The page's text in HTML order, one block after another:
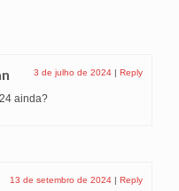
3 de julho de 2024 | Reply
ainda?
13 de setembro de 2024 | Reply